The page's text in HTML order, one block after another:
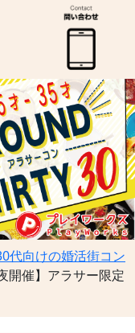
代向けの婚活街コン
夜開催】アラサー限定